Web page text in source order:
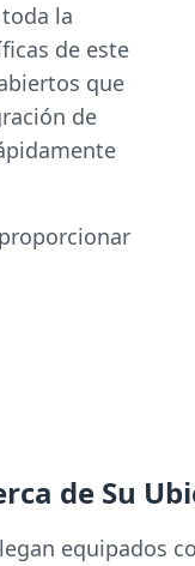
la
de este
que
de
de Su
equipados